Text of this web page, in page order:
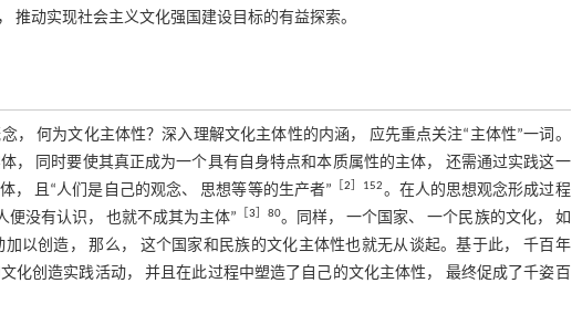
推动实现社会主义文化强国建设目标的有益探索。
何为文化主体性？深入理解文化主体性的内涵， 应先重点关注“主体性”一词。
， 同时要使其真正成为一个具有自身特点和本质属性的主体， 还需通过实践这一
， 且“人们是自己的观念、 思想等等的生产者” ［2 ］152。在人的思想观念形成过程
便没有认识， 也就不成其为主体”
［3 ］80。同样， 一个国家、 一个民族的文化， 如
以创造， 那么， 这个国家和民族的文化主体性也就无从谈起。基于此， 千百年
化创造实践活动， 并且在此过程中塑造了自己的文化主体性， 最终促成了千姿百